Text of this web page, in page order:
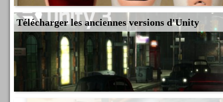
Télécharger les anciennes versions d'Unity